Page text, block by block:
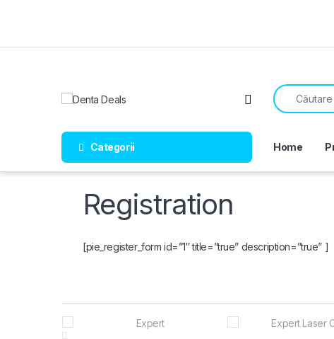
Open
Search for:
Categorii Home
Registration
[pie_register_form id=”1″ title=”true” description=”true” ]
Brands Carousel